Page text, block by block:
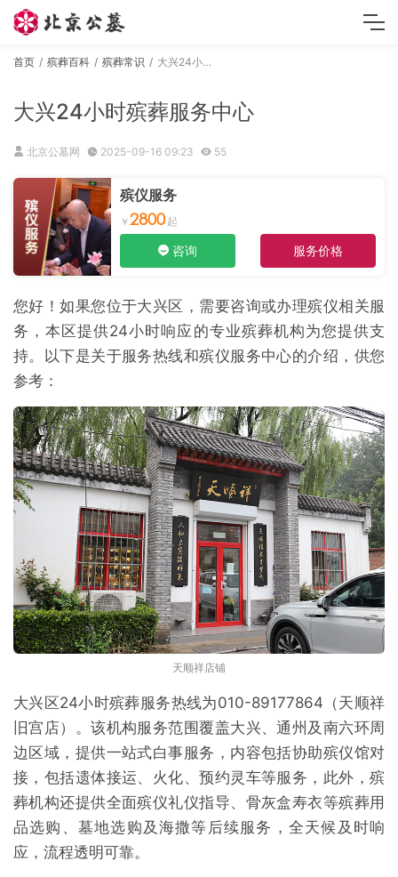
首页 殡葬百科 殡葬常识 大兴24小时殡葬服务中心
大兴24小时殡葬服务中心
北京公墓网 2025-09-16 09:23 55
殡仪服务
2800
咨询 服务价格
您好！如果您位于大兴区，需要咨询或办理殡仪相关服
务，本区提供24小时响应的专业殡葬机构为您提供支
持。以下是关于服务热线和殡仪服务中心的介绍，供您
参考：
天顺祥店铺
大兴区24小时殡葬服务热线为010-89177864（天顺祥
旧宫店）。该机构服务范围覆盖大兴、通州及南六环周
边区域，提供一站式白事服务，内容包括协助殡仪馆对
接，包括遗体接运、火化、预约灵车等服务，此外，殡
葬机构还提供全面殡仪礼仪指导、 骨灰盒寿衣等殡葬用
品选购、墓地选购及海撒等后续服务，全天候及时响
应，流程透明可靠。